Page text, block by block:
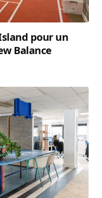
pour un
Balance